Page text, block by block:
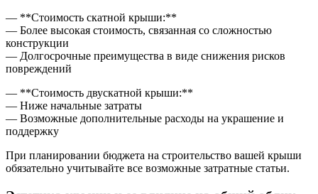
— **Стоимость скатной крыши:**
— Более высокая стоимость, связанная со сложностью
конструкции
— Долгосрочные преимущества в виде снижения рисков
повреждений
— **Стоимость двускатной крыши:**
— Ниже начальные затраты
— Возможные дополнительные расходы на украшение и
поддержку
При планировании бюджета на строительство вашей крыши
обязательно учитывайте все возможные затратные статьи.